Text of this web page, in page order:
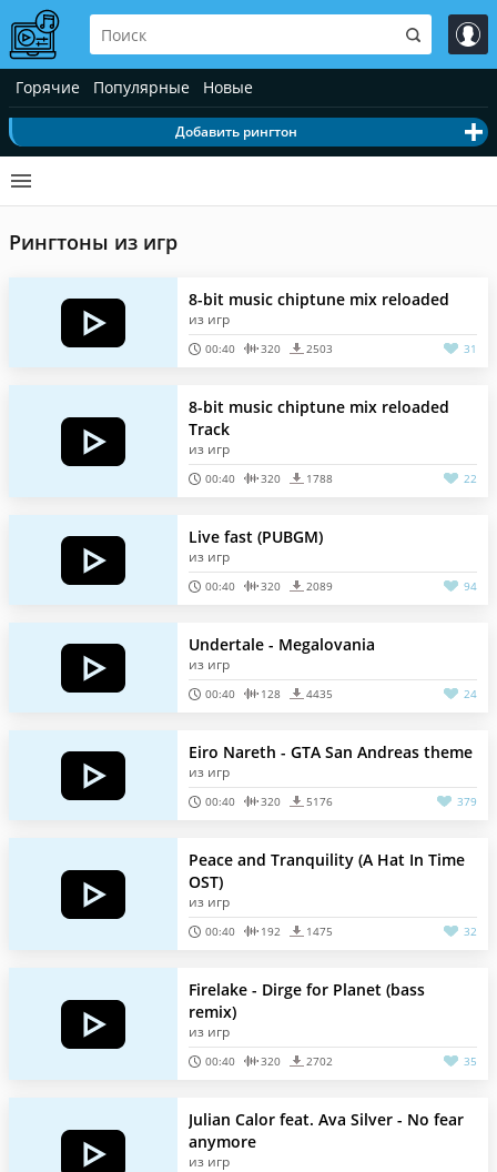
Горячие Популярные Новые
Добавить рингтон
Рингтоны из игр
8-bit music chiptune mix reloaded
из игр
00:40 320 2503 31
8-bit music chiptune mix reloaded
Track
из игр
00:40 320 1788 22
Live fast (PUBGM)
из игр
00:40 320 2089 94
Undertale - Megalovania
из игр
00:40 128 4435 24
Eiro Nareth - GTA San Andreas theme
из игр
00:40 320 5176 379
Peace and Tranquility (A Hat In Time
OST)
из игр
00:40 192 1475 32
Firelake - Dirge for Planet (bass
remix)
из игр
00:40 320 2702 35
Julian Calor feat. Ava Silver - No fear
anymore
из игр